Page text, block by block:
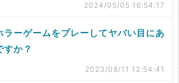
2024/05/05 16:54:17
ラーゲームをプレーしてヤバい目にあ
すか？
2023/08/11 12:54:41